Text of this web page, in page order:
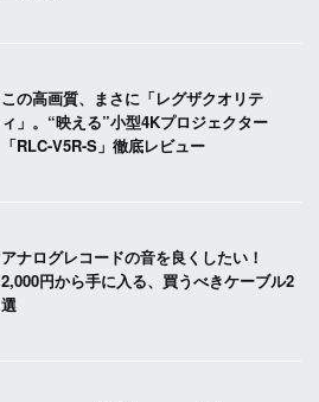
この高画質、まさに「レグザクオリテ
ィ」。“映える”小型4Kプロジェクター
「RLC-V5R-S」徹底レビュー
アナログレコードの音を良くしたい！
2,000円から手に入る、買うべきケーブル2
選